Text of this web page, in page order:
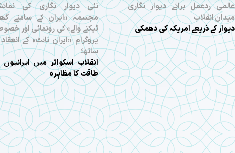
عالمی ردعمل برائے دیوار نگاری
میدان انقلاب
دیوار کے ذریعے امریکہ کی دھمکی
نئی دیوار نگاری کی
مجسمہ «ایران کے سامنے
ٹیکنے والے» کی رونمائی اور
پروگرام «ایران نائٹ» کے
ساتھ؛
انقلاب اسکوائر میں
طاقت کا مظاہرہ